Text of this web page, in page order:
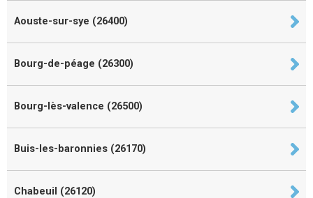
Aouste-sur-sye (26400)
Bourg-de-péage (26300)
Bourg-lès-valence (26500)
Buis-les-baronnies (26170)
Chabeuil (26120)